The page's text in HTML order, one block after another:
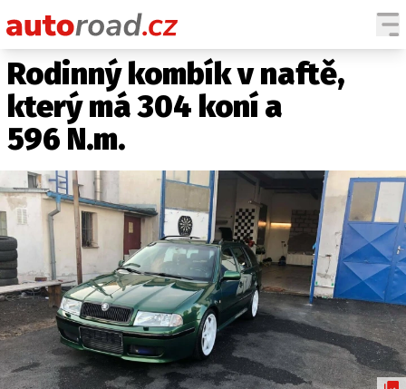
AUTA
TESTY AUT
SPY
HISTORIE
ZAJÍMAVOSTI
TECHNIKA
EKONOMIKA
ČESKÝ TRH
TUNING
PROFI
Rodinný kombík v naftě,
který má 304 koní a
596 N.m.